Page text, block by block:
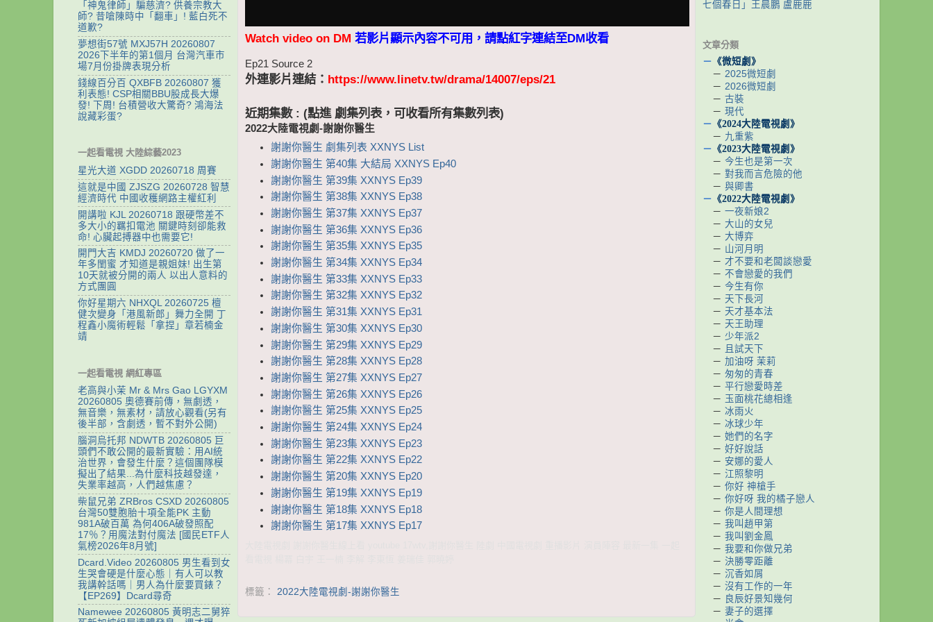
Watch video on DM 若影片顯示內容不可用，請點紅字連結至DM收看
Ep21 Source 2
外連影片連結： https://www.linetv.tw/drama/14007/eps/21
近期集數 : (點進 劇集列表，可收看所有集數列表)
2022大陸電視劇-謝謝你醫生
謝謝你醫生 劇集列表 XXNYS List
謝謝你醫生 第40集 大結局 XXNYS Ep40
謝謝你醫生 第39集 XXNYS Ep39
謝謝你醫生 第38集 XXNYS Ep38
謝謝你醫生 第37集 XXNYS Ep37
謝謝你醫生 第36集 XXNYS Ep36
謝謝你醫生 第35集 XXNYS Ep35
謝謝你醫生 第34集 XXNYS Ep34
謝謝你醫生 第33集 XXNYS Ep33
謝謝你醫生 第32集 XXNYS Ep32
謝謝你醫生 第31集 XXNYS Ep31
謝謝你醫生 第30集 XXNYS Ep30
謝謝你醫生 第29集 XXNYS Ep29
謝謝你醫生 第28集 XXNYS Ep28
謝謝你醫生 第27集 XXNYS Ep27
謝謝你醫生 第26集 XXNYS Ep26
謝謝你醫生 第25集 XXNYS Ep25
謝謝你醫生 第24集 XXNYS Ep24
謝謝你醫生 第23集 XXNYS Ep23
謝謝你醫生 第22集 XXNYS Ep22
謝謝你醫生 第20集 XXNYS Ep20
謝謝你醫生 第19集 XXNYS Ep19
謝謝你醫生 第18集 XXNYS Ep18
謝謝你醫生 第17集 XXNYS Ep17
標籤： 2022大陸電視劇-謝謝你醫生
「神鬼律師」騙慈濟? 供養宗教大
師? 昔嗆陳時中「翻車」! 藍白死不
道歉?
夢想街57號 MXJ57H 20260807
2026下半年的第1個月 台灣汽車市
場7月份掛牌表現分析
錢線百分百 QXBFB 20260807 獲
利表態! CSP相關BBU股成長大爆
發! 下周! 台積營收大驚奇? 鴻海法
說藏彩蛋?
一起看電視 大陸綜藝2023
星光大道 XGDD 20260718 周賽
這就是中國 ZJSZG 20260728 智慧
經濟時代 中國收穫網路主權紅利
開講啦 KJL 20260718 跟硬幣差不
多大小的羈扣電池 關鍵時刻卻能救
命! 心臟起搏器中也需要它!
開門大吉 KMDJ 20260720 做了一
年多閨蜜 才知道是親姐妹! 出生第
10天就被分開的兩人 以出人意料的
方式團圓
你好星期六 NHXQL 20260725 檀
健次變身「港風新郎」舞力全開 丁
程鑫小魔術輕鬆「拿捏」章若楠金
靖
一起看電視 網紅專區
老高與小茉 Mr & Mrs Gao LGYXM
20260805 奧德賽前傳，無劇透，
無音樂，無素材，請放心觀看(另有
後半部，含劇透，暫不對外公開)
腦洞烏托邦 NDWTB 20260805 巨
頭們不敢公開的最新實驗：用AI統
治世界，會發生什麼？這個團隊模
擬出了結果...為什麼科技越發達，
失業率越高，人們越焦慮？
柴鼠兄弟 ZRBros CSXD 20260805
台灣50雙胞胎十項全能PK 主動
981A破百萬 為何406A破發照配
17％？用魔法對付魔法 [國民ETF人
氣榜2026年8月號]
Dcard.Video 20260805 男生看到女
生哭會硬是什麼心態｜有人可以教
我講幹話嗎｜男人為什麼要買錶？
【EP269】Dcard尋奇
Namewee 20260805 黃明志二舅猝
七個春日」王晨鵬 盧鹿鹿
文章分類
－ 《微短劇》
－ 2025微短劇
－ 2026微短劇
－ 古裝
－ 現代
－ 《2024大陸電視劇》
－ 九重紫
－ 《2023大陸電視劇》
－ 今生也是第一次
－ 對我而言危險的他
－ 與卿書
－ 《2022大陸電視劇》
－ 一夜新娘2
－ 大山的女兒
－ 大博弈
－ 山河月明
－ 才不要和老闆談戀愛
－ 不會戀愛的我們
－ 今生有你
－ 天下長河
－ 天才基本法
－ 天王助理
－ 少年派2
－ 且試天下
－ 加油呀 茉莉
－ 匆匆的青春
－ 平行戀愛時差
－ 玉面桃花總相逢
－ 冰雨火
－ 冰球少年
－ 她們的名字
－ 好好說話
－ 安娜的愛人
－ 江照黎明
－ 你好 神槍手
－ 你好呀 我的橘子戀人
－ 你是人間理想
－ 我叫趙甲第
－ 我叫劉金鳳
－ 我要和你做兄弟
－ 決勝零距離
－ 沉香如屑
－ 沒有工作的一年
－ 良辰好景知幾何
－ 妻子的選擇